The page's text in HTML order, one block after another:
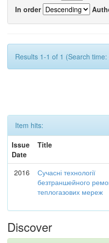
In order
Results 1-1 of 1 (Search
Item hits:
Issue
Date
Title
2016
Сучасні технології
безтраншейного
теплогазових мереж
Discover